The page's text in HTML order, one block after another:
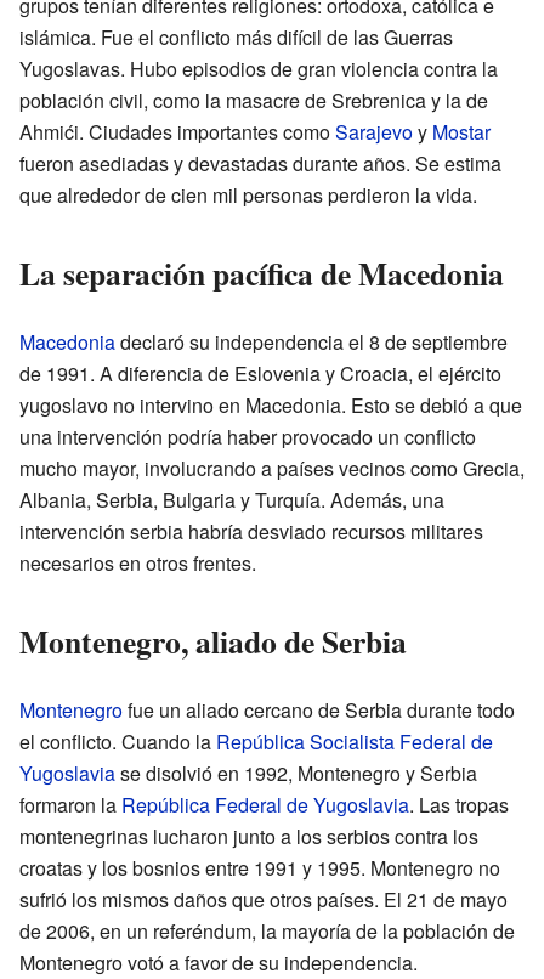
grupos tenían diferentes religiones: ortodoxa, católica e
islámica. Fue el conflicto más difícil de las Guerras
Yugoslavas. Hubo episodios de gran violencia contra la
población civil, como la masacre de Srebrenica y la de
Ahmići. Ciudades importantes comoSarajevoy Mostar
fueron asediadas y devastadas durante años. Se estima
que alrededor de cien mil personas perdieron la vida.
La separación pacífica de Macedonia
Macedoniadeclaró su independencia el 8 de septiembre
de 1991. A diferencia de Eslovenia y Croacia, el ejército
yugoslavo no intervino en Macedonia. Esto se debió a que
una intervención podría haber provocado un conflicto
mucho mayor, involucrando a países vecinos como Grecia,
Albania, Serbia, Bulgaria y Turquía. Además, una
intervención serbia habría desviado recursos militares
necesarios en otros frentes.
Montenegro, aliado de Serbia
Montenegrofue un aliado cercano de Serbia durante todo
el conflicto. Cuando la República Socialista Federal de
Yugoslaviase disolvió en 1992, Montenegro y Serbia
formaron la República Federal de Yugoslavia. Las tropas
montenegrinas lucharon junto a los serbios contra los
croatas y los bosnios entre 1991 y 1995. Montenegro no
sufrió los mismos daños que otros países. El 21 de mayo
de 2006, en un referéndum, la mayoría de la población de
Montenegro votó a favor de su independencia.